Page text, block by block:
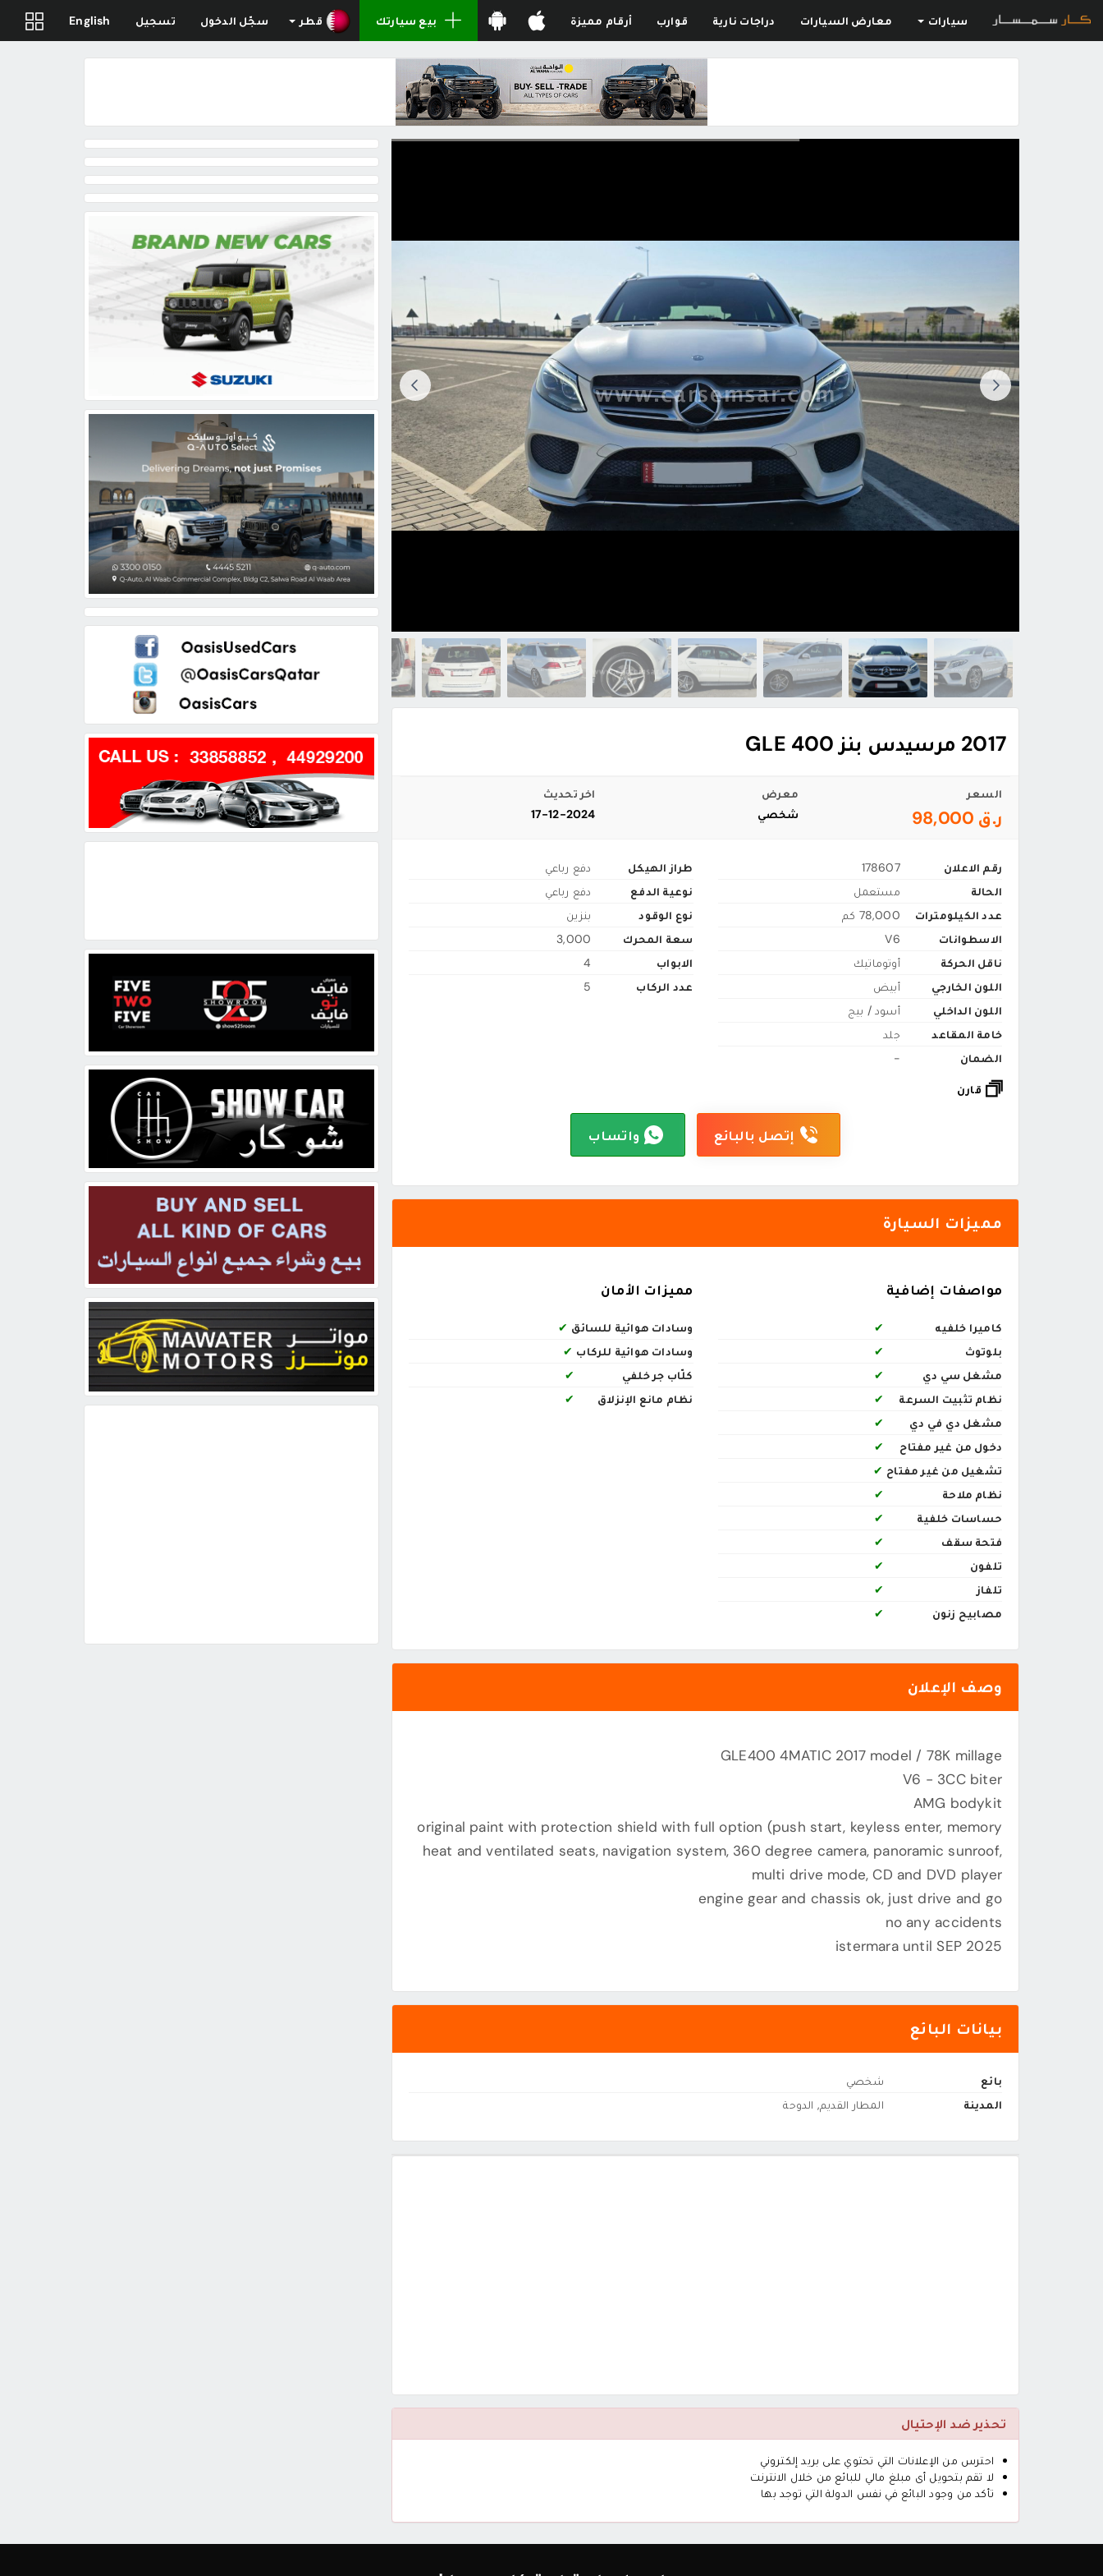
سيارات معارض السيارات دراجات نارية قوارب أرقام مميزة بيع سيارتك قطر سجّل الدخول تسجيل English
2017 مرسيدس بنز GLE 400
السعر
ر.ق 98,000
معرض
شخصي
اخر تحديث
17-12-2024
رقم الاعلان
178607
الحالة
مستعمل
عدد الكيلومترات
78,000 كم
الاسطوانات
V6
ناقل الحركة
أوتوماتيك
اللون الخارجي
أبيض
اللون الداخلي
أسود / بيج
خامة المقاعد
جلد
الضمان
-
طراز الهيكل
دفع رباعي
نوعية الدفع
دفع رباعي
نوع الوقود
بنزين
سعة المحرك
3,000
الابواب
4
عدد الركاب
5
قارن
إتصل بالبائع واتساب
مميزات السيارة
مواصفات إضافية
كاميرا خلفيه
✔
بلوتوث
✔
مشغل سي دي
✔
نظام تثبيت السرعة
✔
مشغل دي في دي
✔
دخول من غير مفتاح
✔
تشغيل من غير مفتاح ✔
نظام ملاحة
✔
حساسات خلفية
✔
فتحة سقف
✔
تلفون
✔
تلفاز
✔
مصابيح زنون
✔
مميزات الأمان
وسادات هوائية للسائق ✔
وسادات هوائية للركاب ✔
كلّاب جر خلفي
✔
نظام مانع الإنزلاق
✔
وصف الإعلان
GLE400 4MATIC 2017 model / 78K millage
V6 - 3CC biter
AMG bodykit
original paint with protection shield with full option (push start, keyless enter, memory
heat and ventilated seats, navigation system, 360 degree camera, panoramic sunroof,
multi drive mode, CD and DVD player
engine gear and chassis ok, just drive and go
no any accidents
istermara until SEP 2025
بيانات البائع
بائع
شخصي
المدينة
المطار القديم, الدوحة
تحذير ضد الإحتيال
احترس من الإعلانات التي تحتوي على بريد إلكتروني
لا تقم بتحويل أى مبلغ مالي للبائع من خلال الانترنت
تأكد من وجود البائع في نفس الدولة التي توجد بها